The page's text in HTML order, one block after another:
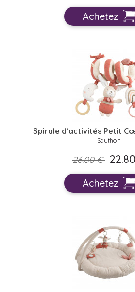
Achetez
Spirale d’activités Petit
Sauthon
26.00 €
Achetez